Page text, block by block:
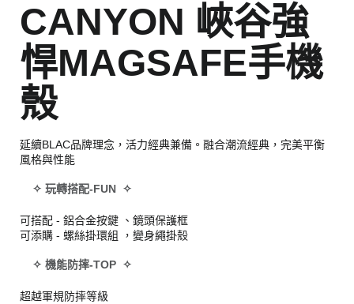
CANYON 峽谷強
悍MAGSAFE手機
殼
延續BLAC品牌理念，活力經典兼備。融合潮流經典，完美平衡
風格與性能
✧ 玩轉搭配-FUN ✧
可搭配 - 鋁合金按鍵 、鏡頭保護框
可添購 - 螺絲掛環組 ，變身繩掛殼
✧ 機能防摔-TOP ✧
超越軍規防摔等級